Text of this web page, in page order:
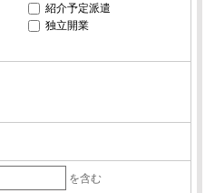
紹介予定派遣
独立開業
を含む